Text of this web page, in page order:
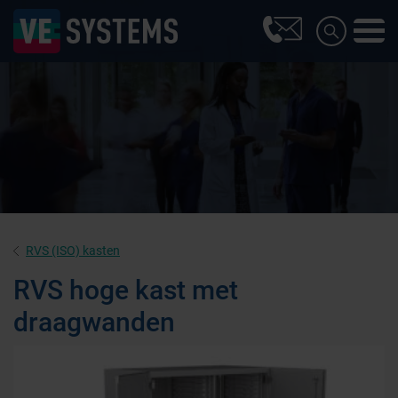
RVS (ISO) kasten
RVS hoge kast met
draagwanden